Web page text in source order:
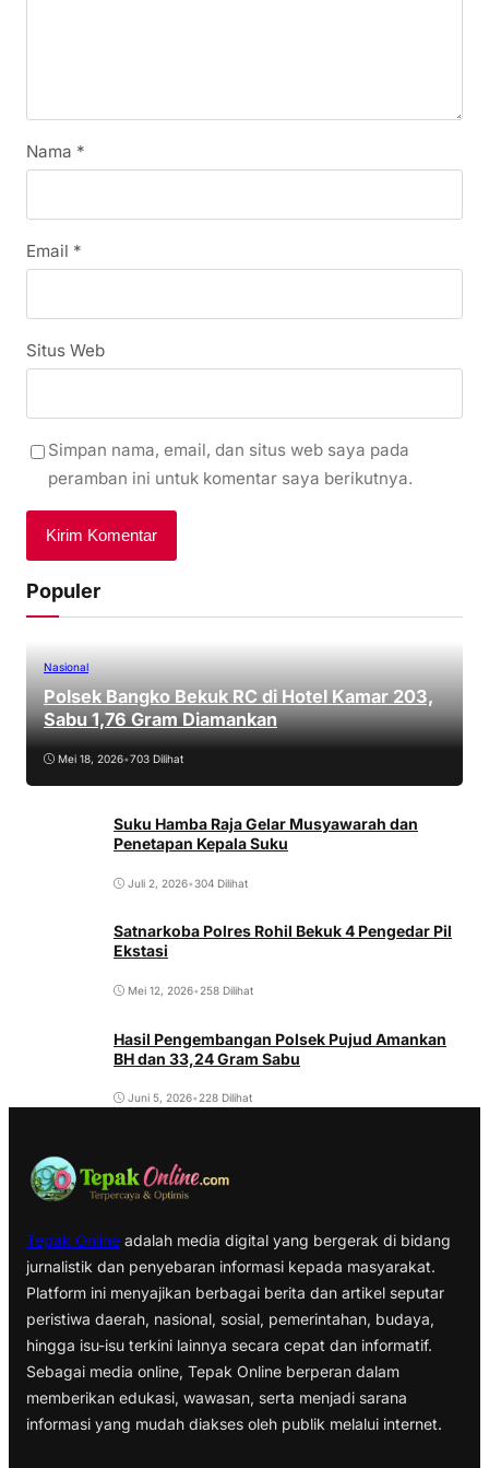
Nama *
Email *
Situs Web
Simpan nama, email, dan situs web saya pada
peramban ini untuk komentar saya berikutnya.
Populer
Nasional
Polsek Bangko Bekuk RC di Hotel Kamar 203,
Sabu 1,76 Gram Diamankan
Mei 18, 2026•703 Dilihat
Suku Hamba Raja Gelar Musyawarah dan
Penetapan Kepala Suku
Juli 2, 2026•304 Dilihat
Satnarkoba Polres Rohil Bekuk 4 Pengedar Pil
Ekstasi
Mei 12, 2026• 258 Dilihat
Hasil Pengembangan Polsek Pujud Amankan
BH dan 33,24 Gram Sabu
Juni 5, 2026• 228 Dilihat
Tepak Online adalah media digital yang bergerak di bidang
jurnalistik dan penyebaran informasi kepada masyarakat.
Platform ini menyajikan berbagai berita dan artikel seputar
peristiwa daerah, nasional, sosial, pemerintahan, budaya,
hingga isu-isu terkini lainnya secara cepat dan informatif.
Sebagai media online, Tepak Online berperan dalam
memberikan edukasi, wawasan, serta menjadi sarana
informasi yang mudah diakses oleh publik melalui internet.